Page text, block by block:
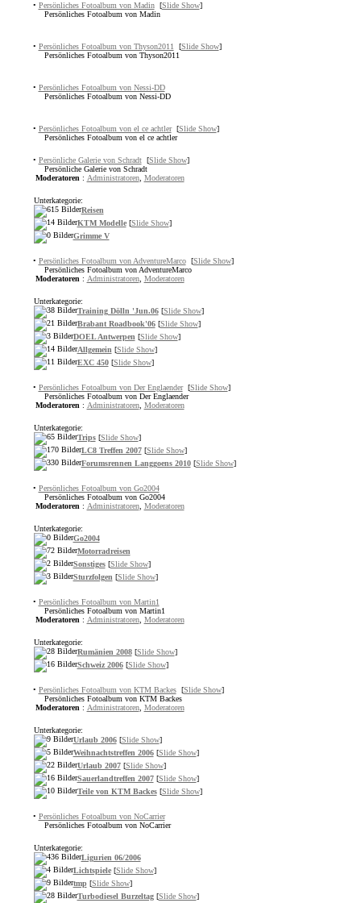
• Persönliches Fotoalbum von Madin [Slide Show]
Persönliches Fotoalbum von Madin
• Persönliches Fotoalbum von Thyson2011 [Slide Show]
Persönliches Fotoalbum von Thyson2011
• Persönliches Fotoalbum von Nessi-DD
Persönliches Fotoalbum von Nessi-DD
• Persönliches Fotoalbum von el ce achtler [Slide Show]
Persönliches Fotoalbum von el ce achtler
• Persönliche Galerie von Schradt [Slide Show]
Persönliche Galerie von Schradt
Moderatoren : Administratoren, Moderatoren
Unterkategorie:
Reisen
KTM Modelle[Slide Show]
Grimme V
• Persönliches Fotoalbum von AdventureMarco [Slide Show]
Persönliches Fotoalbum von AdventureMarco
Moderatoren : Administratoren, Moderatoren
Unterkategorie:
Training Dölln 'Jun.06[Slide Show]
Brabant Roadbook'06[Slide Show]
DOEL Antwerpen[Slide Show]
Allgemein[Slide Show]
EXC 450[Slide Show]
• Persönliches Fotoalbum von Der Englaender [Slide Show]
Persönliches Fotoalbum von Der Englaender
Moderatoren : Administratoren, Moderatoren
Unterkategorie:
Trips[Slide Show]
LC8 Treffen 2007[Slide Show]
Forumsrennen Langgoens 2010[Slide Show]
• Persönliches Fotoalbum von Go2004
Persönliches Fotoalbum von Go2004
Moderatoren : Administratoren, Moderatoren
Unterkategorie:
Go2004
Motorradreisen
Sonstiges[Slide Show]
Sturzfolgen[Slide Show]
• Persönliches Fotoalbum von Martin1
Persönliches Fotoalbum von Martin1
Moderatoren : Administratoren, Moderatoren
Unterkategorie:
Rumänien 2008[Slide Show]
Schweiz 2006[Slide Show]
• Persönliches Fotoalbum von KTM Backes [Slide Show]
Persönliches Fotoalbum von KTM Backes
Moderatoren : Administratoren, Moderatoren
Unterkategorie:
Urlaub 2006[Slide Show]
Weihnachtstreffen 2006[Slide Show]
Urlaub 2007[Slide Show]
Sauerlandtreffen 2007[Slide Show]
Teile von KTM Backes[Slide Show]
• Persönliches Fotoalbum von NoCarrier
Persönliches Fotoalbum von NoCarrier
Unterkategorie:
Ligurien 06/2006
Lichtspiele[Slide Show]
tmp [Slide Show]
Turbodiesel Burzeltag[Slide Show]